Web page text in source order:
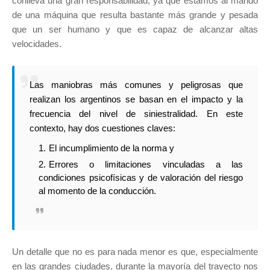
de una máquina que resulta bastante más grande y pesada
que un ser humano y que es capaz de alcanzar altas
velocidades.
Las maniobras más comunes y peligrosas que
realizan los argentinos se basan en el impacto y la
frecuencia del nivel de siniestralidad. En este
contexto, hay dos cuestiones claves:
El incumplimiento de la norma y
Errores o limitaciones vinculadas a las
condiciones psicofísicas y de valoración del riesgo
al momento de la conducción.
Un detalle que no es para nada menor es que, especialmente
en las grandes ciudades, durante la mayoría del trayecto nos